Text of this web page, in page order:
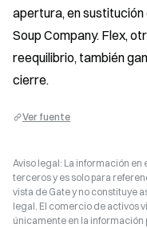
apertura, en
Soup Company. Flex,
reequilibrio, también
cierre.
Ver fuente
Aviso legal: La información
terceros y es solo para
vista de Gate y no constituye
legal. El comercio de activos
únicamente en la